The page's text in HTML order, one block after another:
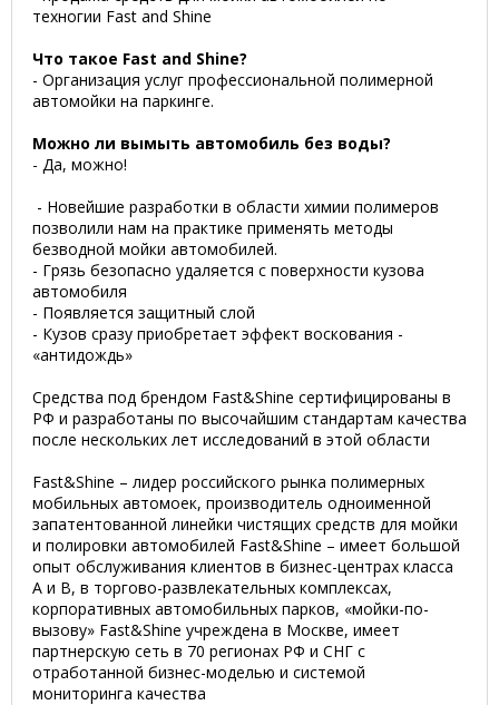
техногии Fast and Shine
Что такое Fast and Shine?
- Организация услуг профессиональной полимерной
автомойки на паркинге.
Можно ли вымыть автомобиль без воды?
- Да, можно!
- Новейшие разработки в области химии полимеров
позволили нам на практике применять методы
безводной мойки автомобилей.
- Грязь безопасно удаляется с поверхности кузова
автомобиля
- Появляется защитный слой
- Кузов сразу приобретает эффект воскования -
«антидождь»
Средства под брендом Fast&Shine сертифицированы в
РФ и разработаны по высочайшим стандартам качества
после нескольких лет исследований в этой области
Fast&Shine – лидер российского рынка полимерных
мобильных автомоек, производитель одноименной
запатентованной линейки чистящих средств для мойки
и полировки автомобилей Fast&Shine – имеет большой
опыт обслуживания клиентов в бизнес-центрах класса
А и В, в торгово-развлекательных комплексах,
корпоративных автомобильных парков, «мойки-по-
вызову» Fast&Shine учреждена в Москве, имеет
партнерскую сеть в 70 регионах РФ и СНГ с
отработанной бизнес-моделью и системой
мониторинга качества